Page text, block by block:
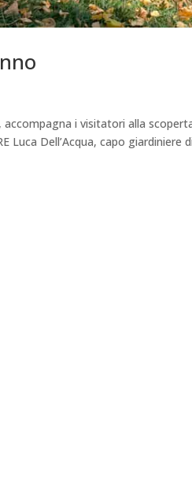
accompagna i visitatori alla
Luca Dell’Acqua, capo